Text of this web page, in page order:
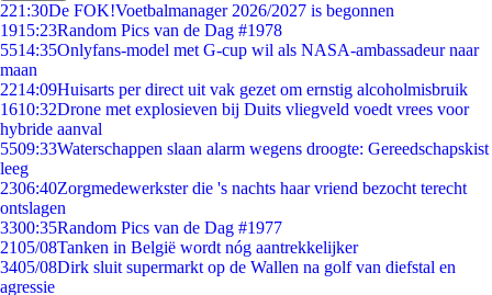
221:30De FOK!Voetbalmanager 2026/2027 is begonnen
1915:23Random Pics van de Dag #1978
5514:35Onlyfans-model met G-cup wil als NASA-ambassadeur naar
maan
2214:09Huisarts per direct uit vak gezet om ernstig alcoholmisbruik
1610:32Drone met explosieven bij Duits vliegveld voedt vrees voor
hybride aanval
5509:33Waterschappen slaan alarm wegens droogte: Gereedschapskist
leeg
2306:40Zorgmedewerkster die 's nachts haar vriend bezocht terecht
ontslagen
3300:35Random Pics van de Dag #1977
2105/08Tanken in België wordt nóg aantrekkelijker
3405/08Dirk sluit supermarkt op de Wallen na golf van diefstal en
agressie